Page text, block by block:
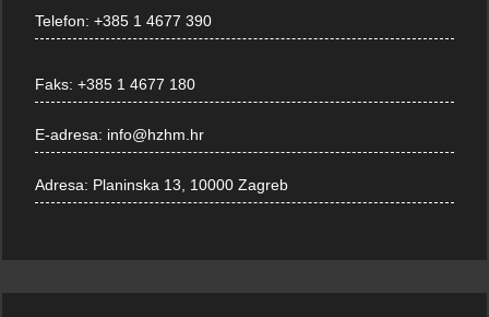
Telefon:+385 1 4677 390
Faks:+385 1 4677 180
E-adresa: info@hzhm.hr
Adresa: Planinska 13, 10000 Zagreb